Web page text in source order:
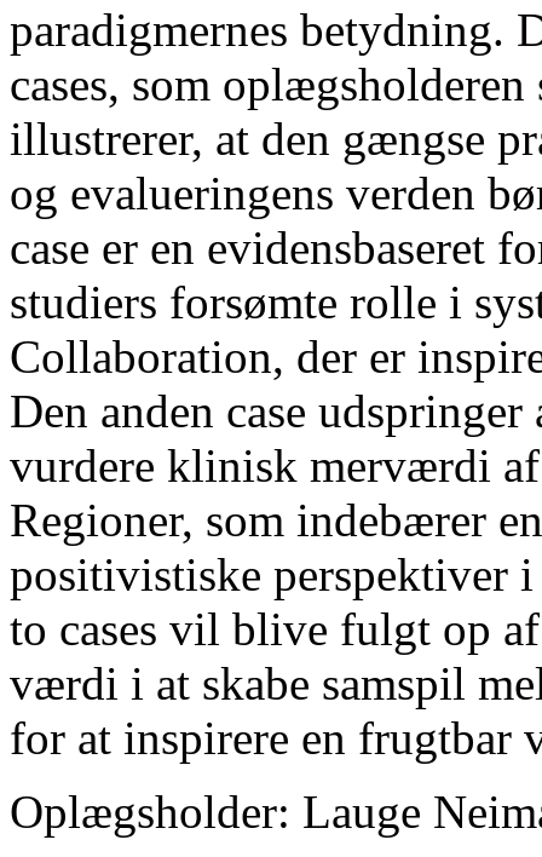
paradigmernes betydning.
cases, som
illustrerer, at den gængse
og evalueringens verden
case er en evidensbaseret
studiers forsømte rolle i
Collaboration, der er
Den anden case
vurdere klinisk merværdi
Regioner, som indebærer
positivistiske perspektiver
to cases vil blive fulgt op
værdi i at skabe samspil
for at inspirere en frugtbar
Oplægsholder: Lauge